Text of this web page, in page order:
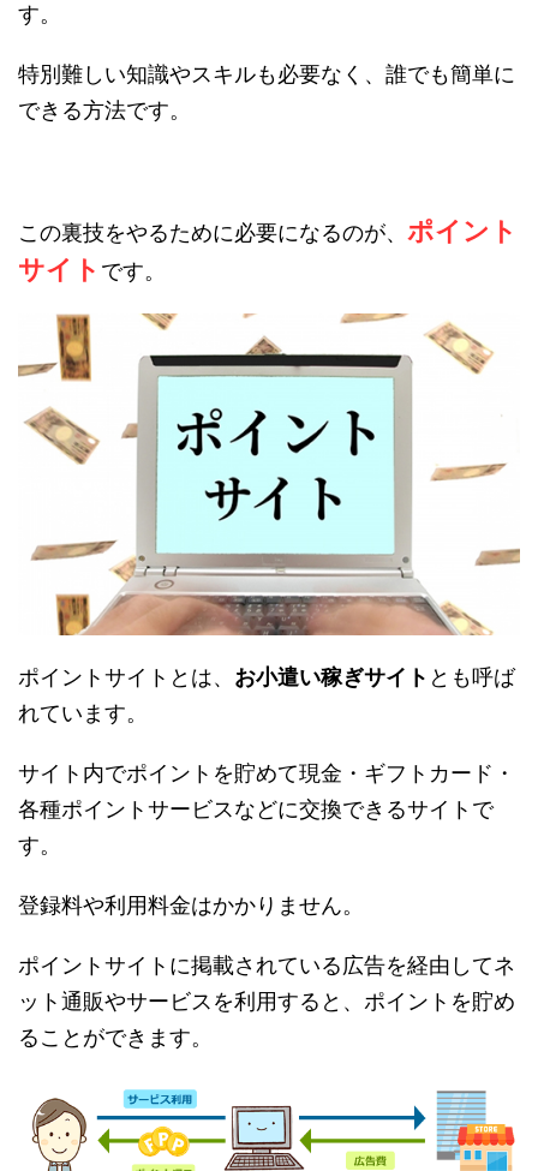
す。
特別難しい知識やスキルも必要なく、誰でも簡単に
できる方法です。
この裏技をやるために必要になるのが、 ポイント
サイト です。
ポイントサイトとは、 お小遣い稼ぎサイト とも呼ば
れています。
サイト内でポイントを貯めて現金・ギフトカード・
各種ポイントサービスなどに交換できるサイトで
す。
登録料や利用料金はかかりません。
ポイントサイトに掲載されている広告を経由してネ
ット通販やサービスを利用すると、ポイントを貯め
ることができます。